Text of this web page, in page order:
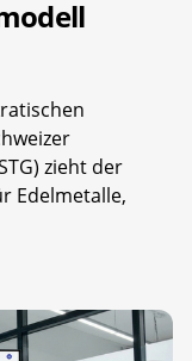
zieht der
Edelmetalle,